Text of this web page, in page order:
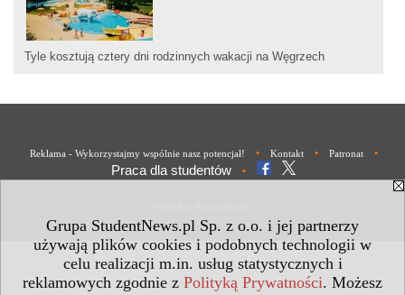
Grupa StudentNews.pl Sp. z o.o. i jej partnerzy
używają plików cookies i podobnych technologii w
celu realizacji m.in. usług statystycznych i
reklamowych zgodnie z Polityką Prywatności. Możesz
Tyle kosztują cztery dni rodzinnych wakacji na Węgrzech
Reklama - Wykorzystajmy wspólnie nasz potencjał! • Kontakt • Patronat •
Praca dla studentów •